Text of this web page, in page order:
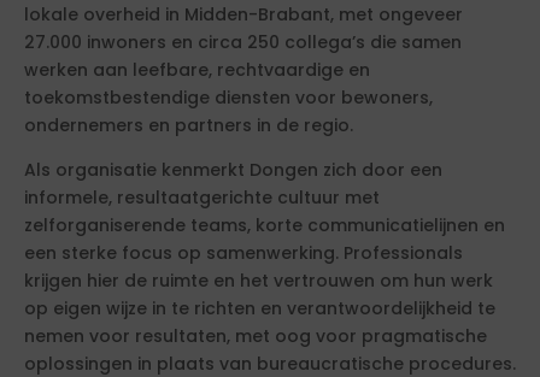
lokale overheid in Midden-Brabant, met ongeveer
27.000 inwoners en circa 250 collega’s die samen
werken aan leefbare, rechtvaardige en
toekomstbestendige diensten voor bewoners,
ondernemers en partners in de regio.
Als organisatie kenmerkt Dongen zich door een
informele, resultaatgerichte cultuur met
zelforganiserende teams, korte communicatielijnen en
een sterke focus op samenwerking. Professionals
krijgen hier de ruimte en het vertrouwen om hun werk
op eigen wijze in te richten en verantwoordelijkheid te
nemen voor resultaten, met oog voor pragmatische
oplossingen in plaats van bureaucratische procedures.